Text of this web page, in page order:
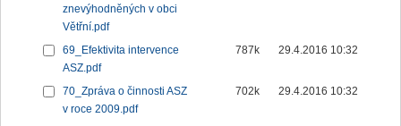
znevýhodněných v obci
Větřní.pdf
69_Efektivita intervence
ASZ.pdf
787k 29.4.2016 10:32
70_Zpráva o činnosti ASZ
v roce 2009.pdf
702k 29.4.2016 10:32